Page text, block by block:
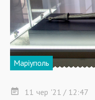
Маріуполь
11 чер '21 / 12:47